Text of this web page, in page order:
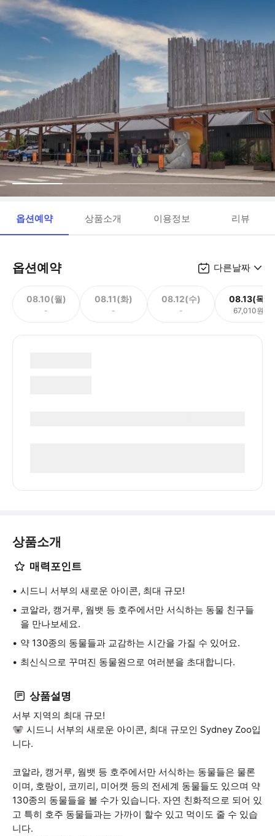
옵션예약 상품소개 이용정보 리뷰
옵션예약 다른날짜
08.10(월)
-
08.11(화)
-
08.12(수)
-
08.13(목)
67,010원
상품소개
매력포인트
시드니 서부의 새로운 아이콘, 최대 규모!
코알라, 캥거루, 웜뱃 등 호주에서만 서식하는 동물 친구들
을 만나보세요.
약 130종의 동물들과 교감하는 시간을 가질 수 있어요.
최신식으로 꾸며진 동물원으로 여러분을 초대합니다.
상품설명
서부 지역의 최대 규모!
🐨 시드니 서부의 새로운 아이콘, 최대 규모인 Sydney Zoo입
니다.
코알라, 캥거루, 웜뱃 등 호주에서만 서식하는 동물들은 물론
이며, 호랑이, 코끼리, 미어캣 등의 전세계 동물들도 있으며 약
130종의 동물들을 볼 수가 있습니다. 자연 친화적으로 되어 있
고 특히 호주 동물들과는 가까이 할수 있고 먹이도 줄 수 있습
니다.